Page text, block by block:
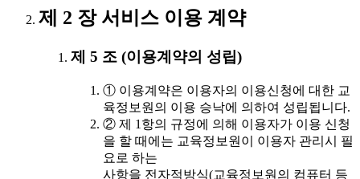
제 2 장 서비스 이용 계약
제 5 조 (이용계약의 성립)
① 이용계약은 이용자의 이용신청에 대한 교
육정보원의 이용 승낙에 의하여 성립됩니다.
② 제 1항의 규정에 의해 이용자가 이용 신청
을 할 때에는 교육정보원이 이용자 관리시 필
요로 하는
사항을 전자적방식(교육정보원의 컴퓨터 등